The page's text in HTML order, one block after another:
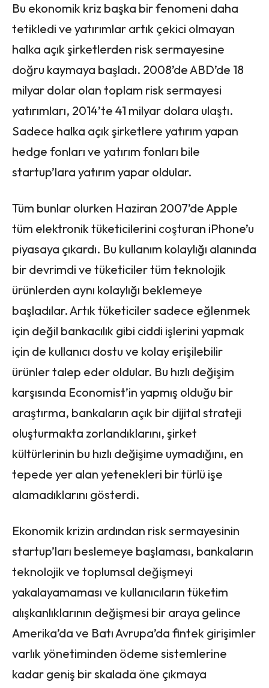
Bu ekonomik kriz başka bir fenomeni daha
tetikledi ve yatırımlar artık çekici olmayan
halka açık şirketlerden risk sermayesine
doğru kaymaya başladı. 2008’de ABD’de 18
milyar dolar olan toplam risk sermayesi
yatırımları, 2014’te 41 milyar dolara ulaştı.
Sadece halka açık şirketlere yatırım yapan
hedge fonları ve yatırım fonları bile
startup’lara yatırım yapar oldular.
Tüm bunlar olurken Haziran 2007’de Apple
tüm elektronik tüketicilerini coşturan iPhone’u
piyasaya çıkardı. Bu kullanım kolaylığı alanında
bir devrimdi ve tüketiciler tüm teknolojik
ürünlerden aynı kolaylığı beklemeye
başladılar. Artık tüketiciler sadece eğlenmek
için değil bankacılık gibi ciddi işlerini yapmak
için de kullanıcı dostu ve kolay erişilebilir
ürünler talep eder oldular. Bu hızlı değişim
karşısında Economist’in yapmış olduğu bir
araştırma, bankaların açık bir dijital strateji
oluşturmakta zorlandıklarını, şirket
kültürlerinin bu hızlı değişime uymadığını, en
tepede yer alan yetenekleri bir türlü işe
alamadıklarını gösterdi.
Ekonomik krizin ardından risk sermayesinin
startup’ları beslemeye başlaması, bankaların
teknolojik ve toplumsal değişmeyi
yakalayamaması ve kullanıcıların tüketim
alışkanlıklarının değişmesi bir araya gelince
Amerika’da ve Batı Avrupa’da fintek girişimler
varlık yönetiminden ödeme sistemlerine
kadar geniş bir skalada öne çıkmaya